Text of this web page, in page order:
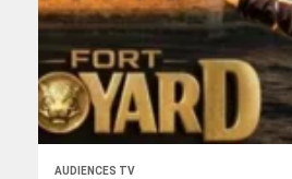
AUDIENCES TV